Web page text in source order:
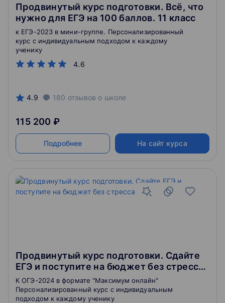
Продвинутый курс подготовки. Всё, что
нужно для ЕГЭ на 100 баллов. 11 класс
4.6
к ЕГЭ-2023 в мини-группе. Персонализированный
курс с индивидуальным подходом к каждому
ученику
4.9 180 отзывов о школе
115 200 ₽
Подробнее На сайт курса
Продвинутый курс подготовки. Сдайте
ЕГЭ и поступите на бюджет без стресса.
10 класс
К ОГЭ-2024 в формате "Максимум онлайн"
Персонализированный курс с индивидуальным
подходом к каждому ученику